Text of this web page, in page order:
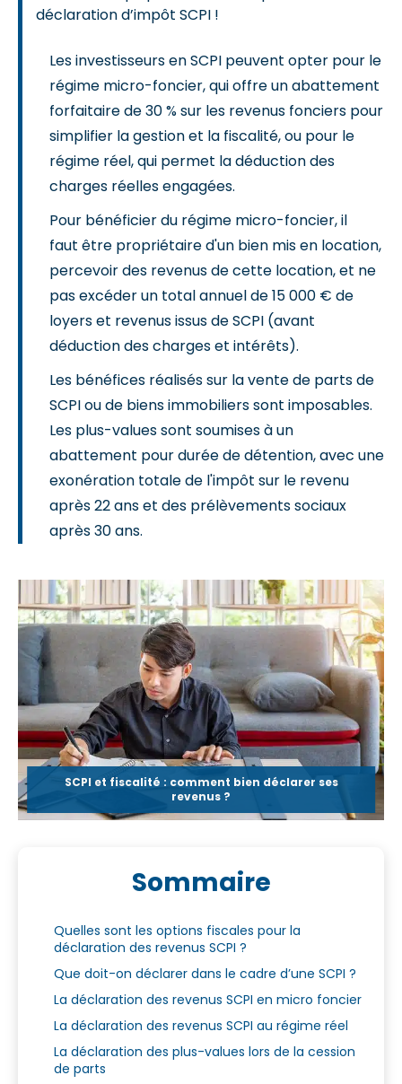
déclaration d’impôt SCPI !
Les investisseurs en SCPI peuvent opter pour le
régime micro-foncier, qui offre un abattement
forfaitaire de 30 % sur les revenus fonciers pour
simplifier la gestion et la fiscalité, ou pour le
régime réel, qui permet la déduction des
charges réelles engagées.
Pour bénéficier du régime micro-foncier, il
faut être propriétaire d'un bien mis en location,
percevoir des revenus de cette location, et ne
pas excéder un total annuel de 15 000 € de
loyers et revenus issus de SCPI (avant
déduction des charges et intérêts).
Les bénéfices réalisés sur la vente de parts de
SCPI ou de biens immobiliers sont imposables.
Les plus-values sont soumises à un
abattement pour durée de détention, avec une
exonération totale de l'impôt sur le revenu
après 22 ans et des prélèvements sociaux
après 30 ans.
SCPI et fiscalité : comment bien déclarer ses
revenus ?
Sommaire
Quelles sont les options fiscales pour la
déclaration des revenus SCPI ?
Que doit-on déclarer dans le cadre d’une SCPI ?
La déclaration des revenus SCPI en micro foncier
La déclaration des revenus SCPI au régime réel
La déclaration des plus-values lors de la cession
de parts